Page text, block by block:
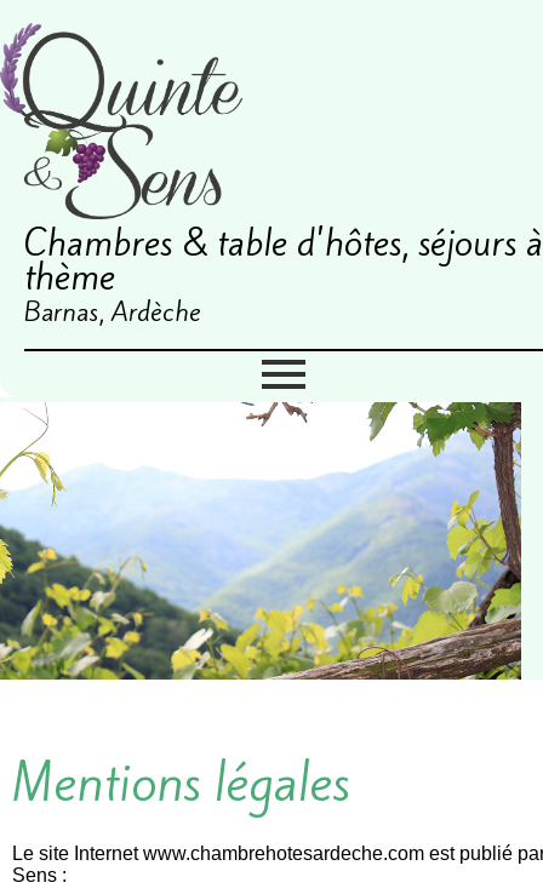
Chambres & table d'hôtes, séjours à
thème
Barnas, Ardèche
Mentions légales
Le site Internet www.chambrehotesardeche.com est publié
Sens :